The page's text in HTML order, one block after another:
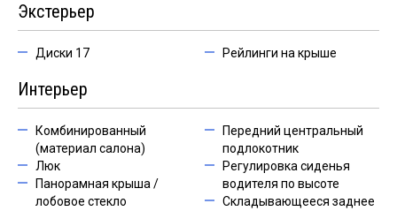
Экстерьер
Диски 17 Рейлинги на крыше
Интерьер
Комбинированный
(материал салона)
Люк
Панорамная крыша /
лобовое стекло
Передний центральный
подлокотник
Регулировка сиденья
водителя по высоте
Складывающееся заднее